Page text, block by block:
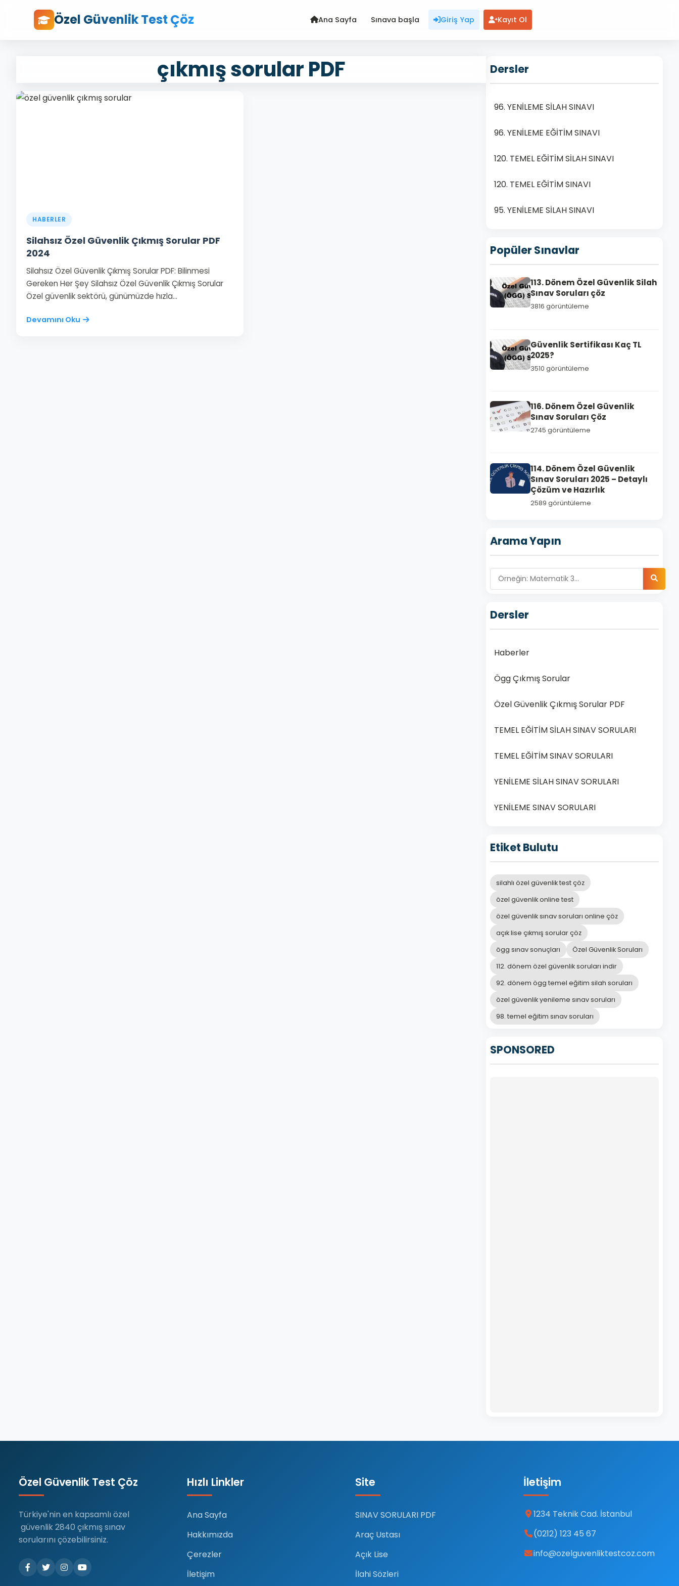
Özel Güvenlik Test Çöz Ana Sayfa Sınava başla Giriş Yap Kayıt Ol
çıkmış sorular PDF
HABERLER
Silahsız Özel Güvenlik Çıkmış Sorular PDF
2024
Silahsız Özel Güvenlik Çıkmış Sorular PDF: Bilinmesi
Gereken Her Şey Silahsız Özel Güvenlik Çıkmış Sorular
Özel güvenlik sektörü, günümüzde hızla…
Devamını Oku
Dersler
96. YENİLEME SİLAH SINAVI
96. YENİLEME EĞİTİM SINAVI
120. TEMEL EĞİTİM SİLAH SINAVI
120. TEMEL EĞİTİM SINAVI
95. YENİLEME SİLAH SINAVI
Popüler Sınavlar
113. Dönem Özel Güvenlik Silah
Sınav Soruları çöz
3816 görüntüleme
Güvenlik Sertifikası Kaç TL
2025?
3510 görüntüleme
116. Dönem Özel Güvenlik
Sınav Soruları Çöz
2745 görüntüleme
114. Dönem Özel Güvenlik
Sınav Soruları 2025 – Detaylı
Çözüm ve Hazırlık
2589 görüntüleme
Arama Yapın
Dersler
Haberler
Ögg Çıkmış Sorular
Özel Güvenlik Çıkmış Sorular PDF
TEMEL EĞİTİM SİLAH SINAV SORULARI
TEMEL EĞİTİM SINAV SORULARI
YENİLEME SİLAH SINAV SORULARI
YENİLEME SINAV SORULARI
Etiket Bulutu
silahlı özel güvenlik test çöz
özel güvenlik online test
özel güvenlik sınav soruları online çöz
açık lise çıkmış sorular çöz
ögg sınav sonuçları
Özel Güvenlik Soruları
112. dönem özel güvenlik soruları indir
92. dönem ögg temel eğitim silah soruları
özel güvenlik yenileme sınav soruları
98. temel eğitim sınav soruları
SPONSORED
Özel Güvenlik Test Çöz
Türkiye'nin en kapsamlı özel
güvenlik 2840 çıkmış sınav
sorularını çözebilirsiniz.
Hızlı Linkler
Ana Sayfa
Hakkımızda
Çerezler
İletişim
Site
SINAV SORULARI PDF
Araç Ustası
Açık Lise
İlahi Sözleri
İletişim
1234 Teknik Cad. İstanbul
(0212) 123 45 67
info@ozelguvenliktestcoz.com